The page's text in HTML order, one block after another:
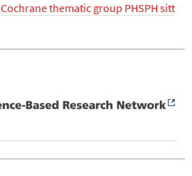
Cochrane thematic group PHSPH sitt